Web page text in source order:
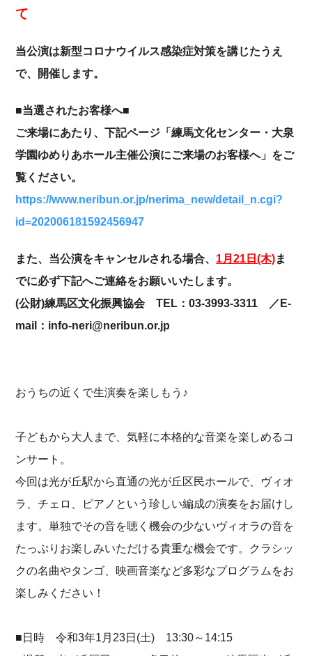
て
当公演は新型コロナウイルス感染症対策を講じたうえ
で、開催します。
■当選されたお客様へ■
ご来場にあたり、下記ページ「練馬文化センター・大泉
学園ゆめりあホール主催公演にご来場のお客様へ」をご
覧ください。
https://www.neribun.or.jp/nerima_new/detail_n.cgi?
id=202006181592456947
また、当公演をキャンセルされる場合、 1月21日(木)ま
でに必ず下記へご連絡をお願いいたします。
(公財)練馬区文化振興協会 TEL：03-3993-3311 ／E-
mail：info-neri@neribun.or.jp
おうちの近くで生演奏を楽しもう♪
子どもから大人まで、気軽に本格的な音楽を楽しめるコ
ンサート。
今回は光が丘駅から直通の光が丘区民ホールで、ヴィオ
ラ、チェロ、ピアノという珍しい編成の演奏をお届けし
ます。単独でその音を聴く機会の少ないヴィオラの音を
たっぷりお楽しみいただける貴重な機会です。クラシッ
クの名曲やタンゴ、映画音楽など多彩なプログラムをお
楽しみください！
■日時 令和3年1月23日(土) 13:30～14:15